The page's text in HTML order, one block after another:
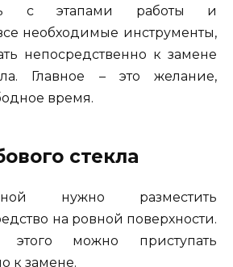
с этапами работы и
необходимые инструменты,
непосредственно к замене
Главное – это желание,
время.
стекла
нужно разместить
на ровной поверхности.
этого можно приступать
к замене.